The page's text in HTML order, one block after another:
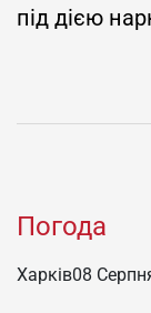
під дією
Погода
Харків08